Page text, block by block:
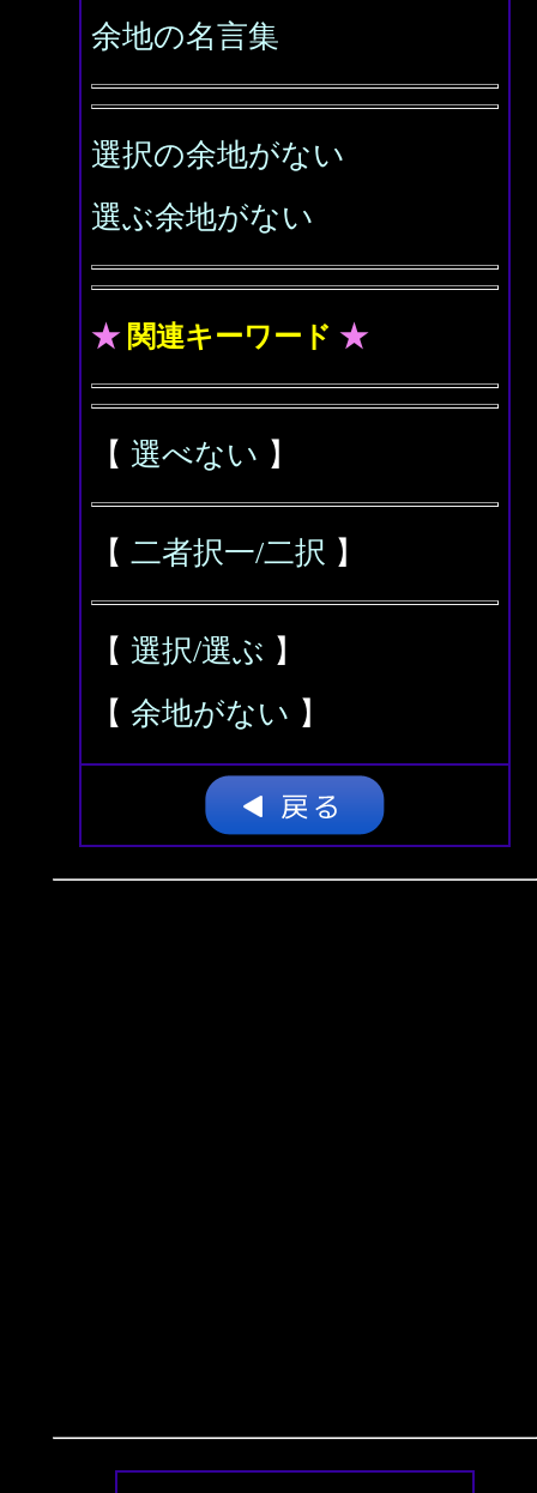
余地の名言集
選択の余地がない
選ぶ余地がない
★ 関連キーワード ★
【 選べない 】
【 二者択一/二択 】
【 選択/選ぶ 】
【 余地がない 】